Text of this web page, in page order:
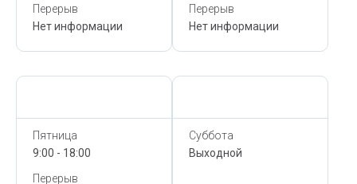
Перерыв
Нет информации
Перерыв
Нет информации
Пятница
9:00 - 18:00
Перерыв
Суббота
Выходной